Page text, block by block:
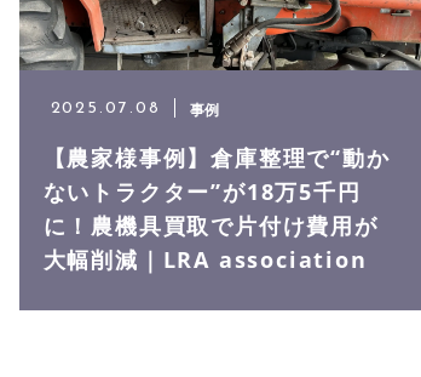
2025.07.08 事例
【農家様事例】倉庫整理で“動か
ないトラクター”が18万5千円
に！農機具買取で片付け費用が
大幅削減｜LRA association